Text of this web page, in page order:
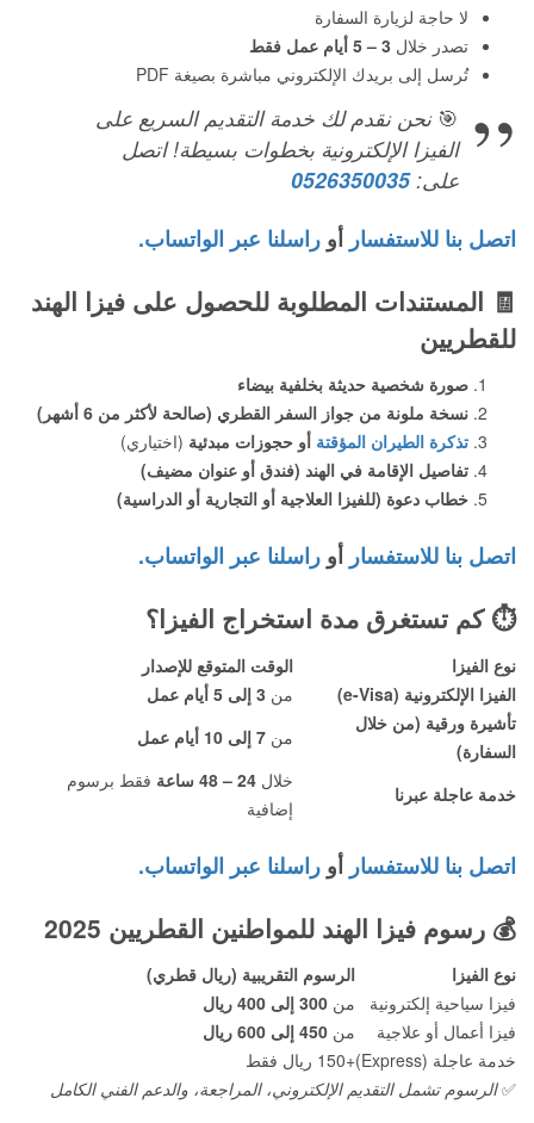
لا حاجة لزيارة السفارة
تصدر خلال 3 – 5 أيام عمل فقط
تُرسل إلى بريدك الإلكتروني مباشرة بصيغة PDF
🎯نحن نقدم لك خدمة التقديم السريع على
الفيزا الإلكترونية بخطوات بسيطة! اتصل
على:0526350035
اتصل بنا للاستفسار أو راسلنا عبر الواتساب.
🧾 المستندات المطلوبة للحصول على فيزا الهند
للقطريين
صورة شخصية حديثة بخلفية بيضاء
نسخة ملونة من جواز السفر القطري (صالحة لأكثر من 6 أشهر)
تذكرة الطيران المؤقتة أو حجوزات مبدئية (اختياري)
تفاصيل الإقامة في الهند (فندق أو عنوان مضيف)
خطاب دعوة (للفيزا العلاجية أو التجارية أو الدراسية)
اتصل بنا للاستفسار أو راسلنا عبر الواتساب.
⏱️كم تستغرق مدة استخراج الفيزا؟
نوع الفيزا
الوقت المتوقع للإصدار
الفيزا الإلكترونية (e-Visa)
من 3 إلى 5 أيام عمل
تأشيرة ورقية (من خلال
السفارة)
من 7 إلى 10 أيام عمل
خدمة عاجلة عبرنا
خلال 24 – 48 ساعة
فقط برسوم
إضافية
اتصل بنا للاستفسار أو راسلنا عبر الواتساب.
💰 رسوم فيزا الهند للمواطنين القطريين 2025
نوع الفيزا
الرسوم التقريبية (ريال قطري)
فيزا سياحية إلكترونية
من 300 إلى 400 ريال
فيزا أعمال أو علاجية
من 450 إلى 600 ريال
خدمة عاجلة (Express)
+150 ريال فقط
✅الرسوم تشمل التقديم الإلكتروني، المراجعة، والدعم الفني الكامل